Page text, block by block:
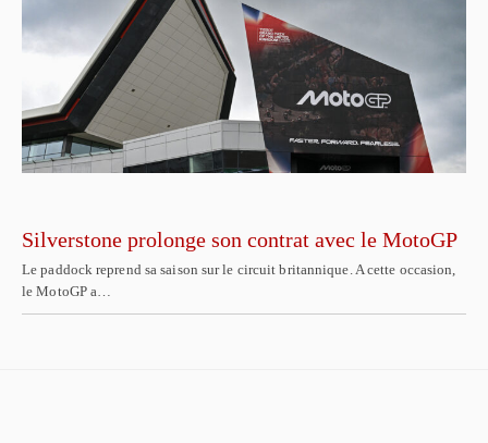
Silverstone prolonge son contrat avec le MotoGP
Le paddock reprend sa saison sur le circuit britannique. A cette occasion,
le MotoGP a…